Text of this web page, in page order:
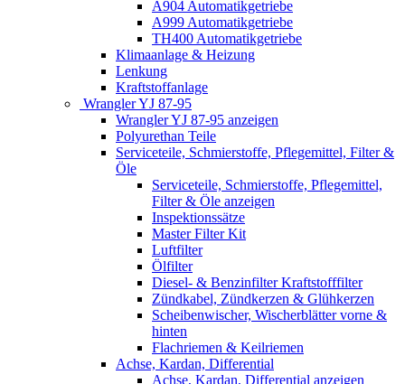
A904 Automatikgetriebe
A999 Automatikgetriebe
TH400 Automatikgetriebe
Klimaanlage & Heizung
Lenkung
Kraftstoffanlage
Wrangler YJ 87-95
Wrangler YJ 87-95 anzeigen
Polyurethan Teile
Serviceteile, Schmierstoffe, Pflegemittel, Filter &
Öle
Serviceteile, Schmierstoffe, Pflegemittel,
Filter & Öle anzeigen
Inspektionssätze
Master Filter Kit
Luftfilter
Ölfilter
Diesel- & Benzinfilter Kraftstofffilter
Zündkabel, Zündkerzen & Glühkerzen
Scheibenwischer, Wischerblätter vorne &
hinten
Flachriemen & Keilriemen
Achse, Kardan, Differential
Achse, Kardan, Differential anzeigen